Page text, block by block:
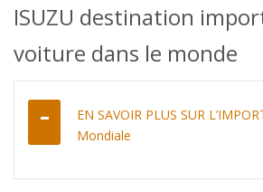
ISUZU destination
voiture dans le monde
EN SAVOIR PLUS SUR
Mondiale